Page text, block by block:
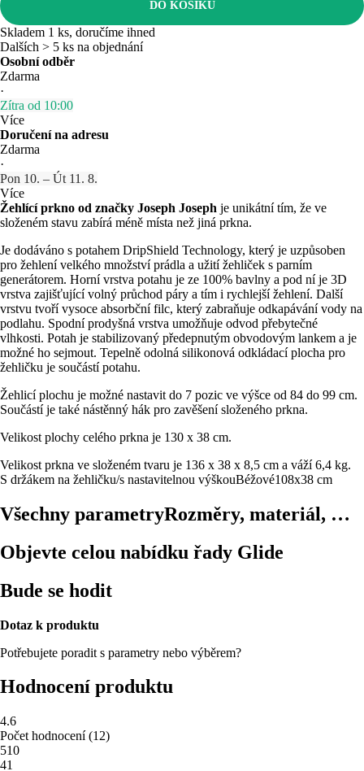
DO KOŠÍKU
Skladem 1 ks, doručíme ihned
Dalších > 5 ks na objednání
Osobní odběr
Zdarma
·
Zítra od 10:00
Více
Doručení na adresu
Zdarma
·
Pon 10. – Út 11. 8.
Více
Žehlící prkno od značky Joseph Joseph je unikátní tím, že ve
složeném stavu zabírá méně místa než jiná prkna.
Je dodáváno s potahem DripShield Technology, který je uzpůsoben
pro žehlení velkého množství prádla a užití žehliček s parním
generátorem. Horní vrstva potahu je ze 100% bavlny a pod ní je 3D
vrstva zajišťující volný průchod páry a tím i rychlejší žehlení. Další
vrstvu tvoří vysoce absorbční filc, který zabraňuje odkapávání vody na
podlahu. Spodní prodyšná vrstva umožňuje odvod přebytečné
vlhkosti. Potah je stabilizovaný předepnutým obvodovým lankem a je
možné ho sejmout. Tepelně odolná silikonová odkládací plocha pro
žehličku je součástí potahu.
Žehlicí plochu je možné nastavit do 7 pozic ve výšce od 84 do 99 cm.
Součástí je také nástěnný hák pro zavěšení složeného prkna.
Velikost plochy celého prkna je 130 x 38 cm.
Velikost prkna ve složeném tvaru je 136 x 38 x 8,5 cm a váží 6,4 kg.
S držákem na žehličku/s nastavitelnou výškouBéžové108x38 cm
Všechny parametryRozměry, materiál, …
Objevte celou nabídku řady Glide
Bude se hodit
Dotaz k produktu
Potřebujete poradit s parametry nebo výběrem?
Hodnocení produktu
4.6
Počet hodnocení(12)
510
41